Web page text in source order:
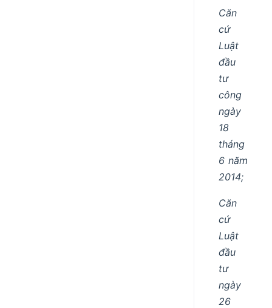
Căn
cứ
Luật
đầu
tư
công
ngày
18
tháng
6 năm
2014;
Căn
cứ
Luật
đầu
tư
ngày
26